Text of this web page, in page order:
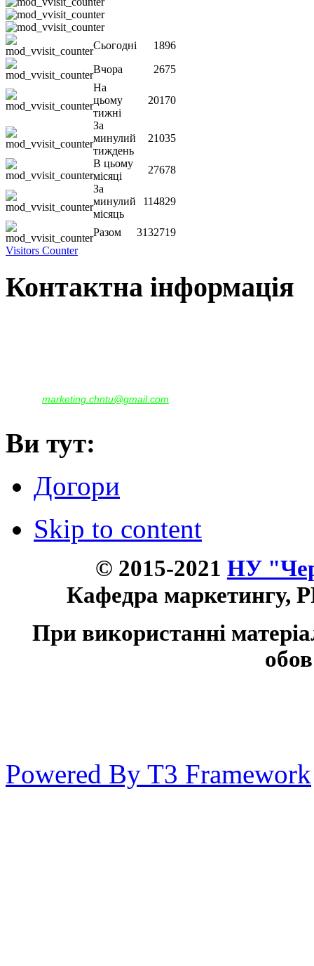
Сьогодні
1896
Вчора
2675
На
цьому
тижні
20170
За
минулий
тиждень
21035
В цьому
місяці
27678
За
минулий
місяць
114829
Разом
3132719
Visitors Counter
Контактна інформація
marketing.chntu@gmail.com
Ви тут:
Догори
Skip to content
© 2015-2021 НУ
Кафедра маркетингу,
При використанні
Powered By T3 Framework